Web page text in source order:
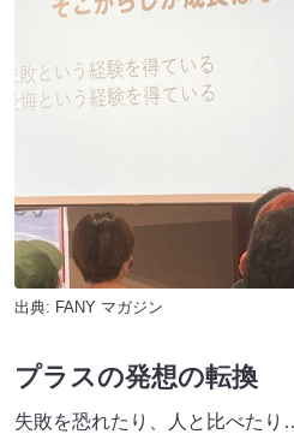
出典: FANY マガジン
プラスの発想の転換
失敗を恐れたり、人と比べた